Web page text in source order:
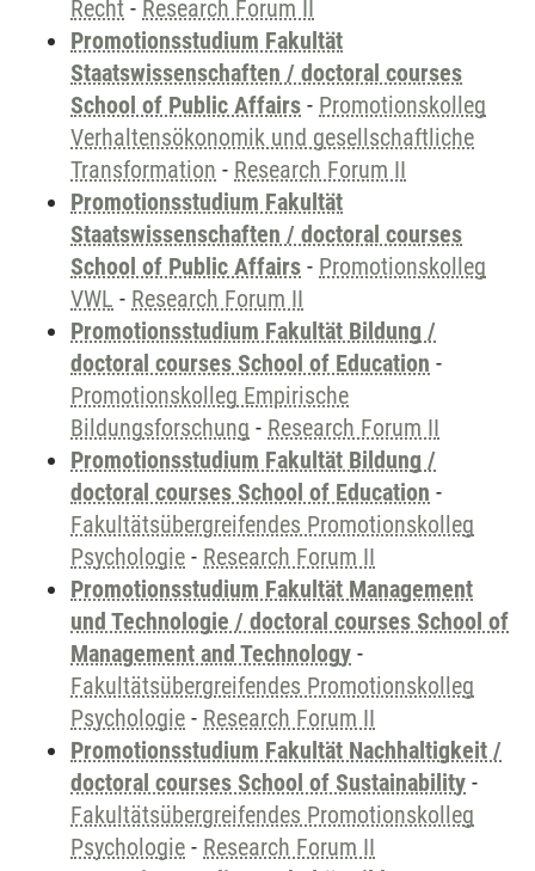
Recht - Research Forum II
Promotionsstudium Fakultät
Staatswissenschaften / doctoral courses
School of Public Affairs - Promotionskolleg
Verhaltensökonomik und gesellschaftliche
Transformation - Research Forum II
Promotionsstudium Fakultät
Staatswissenschaften / doctoral courses
School of Public Affairs - Promotionskolleg
VWL - Research Forum II
Promotionsstudium Fakultät Bildung /
doctoral courses School of Education -
Promotionskolleg Empirische
Bildungsforschung - Research Forum II
Promotionsstudium Fakultät Bildung /
doctoral courses School of Education -
Fakultätsübergreifendes Promotionskolleg
Psychologie - Research Forum II
Promotionsstudium Fakultät Management
und Technologie / doctoral courses School of
Management and Technology -
Fakultätsübergreifendes Promotionskolleg
Psychologie - Research Forum II
Promotionsstudium Fakultät Nachhaltigkeit /
doctoral courses School of Sustainability -
Fakultätsübergreifendes Promotionskolleg
Psychologie - Research Forum II